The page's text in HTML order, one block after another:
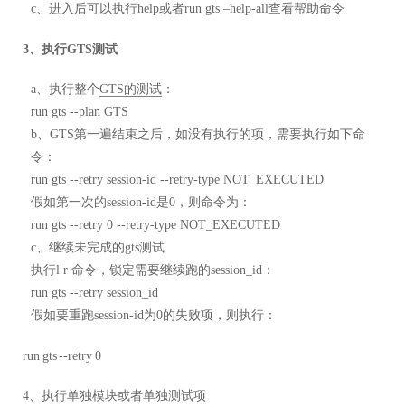
c、进入后可以执行help或者run gts –help-all查看帮助命令
3、执行GTS测试
a、执行整个GTS的测试 ：
run gts --plan GTS
b、GTS第一遍结束之后，如没有执行的项，需要执行如下命
令：
run gts --retry session-id --retry-type NOT_EXECUTED
假如第一次的session-id是0，则命令为：
run gts --retry 0 --retry-type NOT_EXECUTED
c、继续未完成的gts测试
执行l r 命令，锁定需要继续跑的session_id：
run gts --retry session_id
假如要重跑session-id为0的失败项，则执行：
run gts --retry 0
4、执行单独模块或者单独测试项